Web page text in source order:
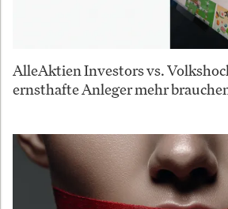
AlleAktien Investors vs.
ernsthafte Anleger mehr